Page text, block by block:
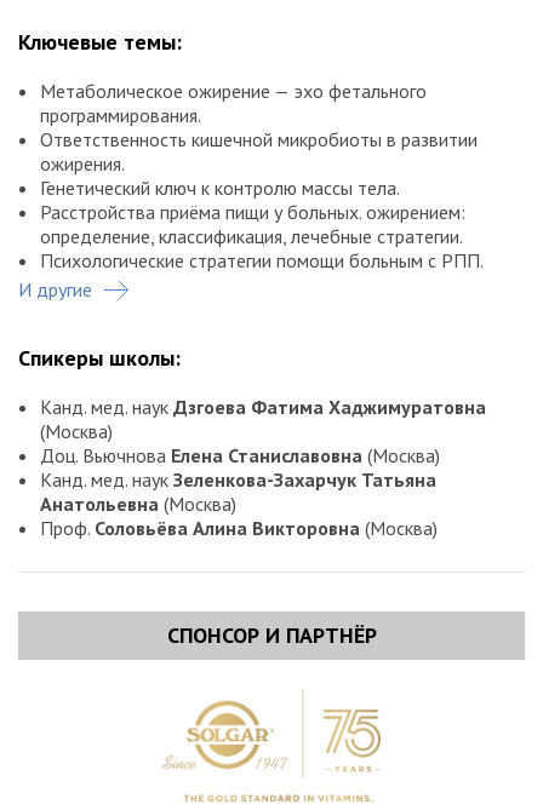
Ключевые темы:
Метаболическое ожирение — эхо фетального
программирования.
Ответственность кишечной микробиоты в развитии
ожирения.
Генетический ключ к контролю массы тела.
Расстройства приёма пищи у больных. ожирением:
определение, классификация, лечебные стратегии.
Психологические стратегии помощи больным с РПП.
Нарушение биоценоза влагалища женщин с ожирением.
Новые рекомендации ВОЗ по микронутритивной
клиническими рекомендациями.
И другие
Спикеры школы:
Канд. мед. наук Дзгоева Фатима Хаджимуратовна
(Москва)
Доц. Вьючнова Елена Станиславовна (Москва)
Канд. мед. наук Зеленкова-Захарчук Татьяна
Анатольевна (Москва)
Проф. Соловьёва Алина Викторовна (Москва)
СПОНСОР И ПАРТНЁР